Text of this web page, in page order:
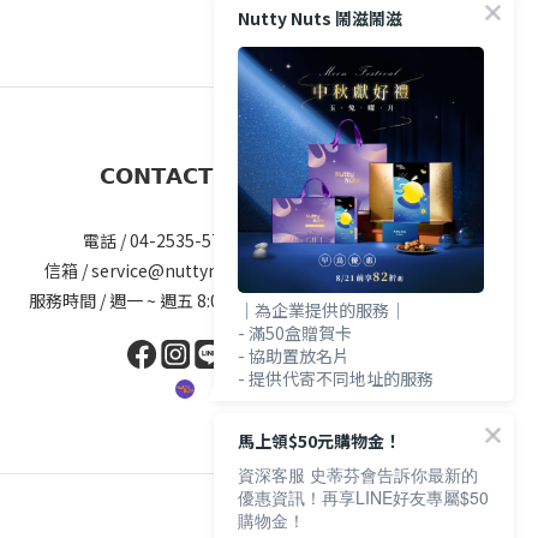
𝗖𝗢𝗡𝗧𝗔𝗖𝗧 𝗨𝗦
電話 / 04-2535-5777#25
信箱 / service@nuttynuts.com.tw
服務時間 / 週一 ~ 週五 8:00am-5.00pm
Nutty Nuts 鬧滋鬧滋
｜為企業提供的服務｜
- 滿50盒贈賀卡
- 協助置放名片
- 提供代寄不同地址的服務
馬上領$50元購物金！
資深客服 史蒂芬會告訴你最新的
優惠資訊！再享LINE好友專屬$50
購物金！